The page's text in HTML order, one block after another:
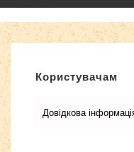
Користувачам
Довідкова